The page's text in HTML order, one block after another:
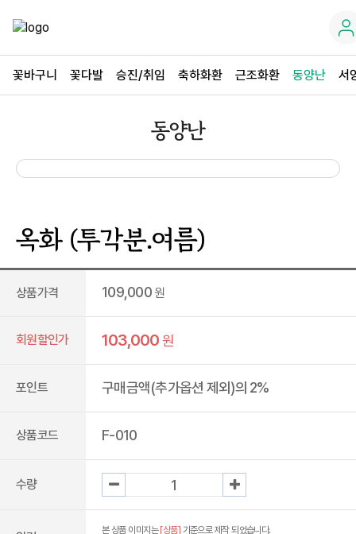
꽃바구니 꽃다발 승진/취임 축하화환 근조화환 동양난 서
동양난
옥화 (투각분.여름)
상품가격 109,000 원
회원할인가 103,000원
포인트 구매금액(추가옵션 제외)의 2%
상품코드 F-010
수량
본 상품 이미지는 [상품] 기준으로 제작 되었습니다.